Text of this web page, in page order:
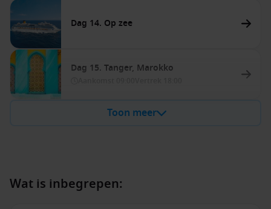
Dag 14. Op zee
Dag 15. Tanger, Marokko
Toon meer
Wat is inbegrepen: